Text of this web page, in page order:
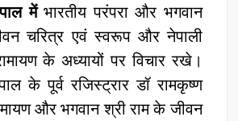
मेंभारतीय परंपरा और भगवान
चरित्र एवं स्वरूप और नेपाली
के अध्यायों पर विचार रखे।
के पूर्व रजिस्ट्रार डॉ रामकृष्ण
और भगवान श्री राम के जीवन